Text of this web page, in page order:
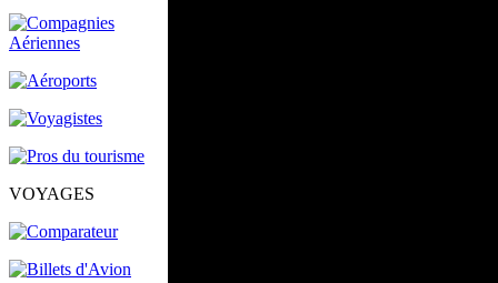
VOYAGES